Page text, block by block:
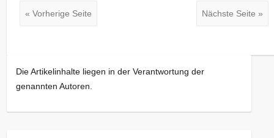
« Vorherige Seite Nächste Seite »
Die Artikelinhalte liegen in der Verantwortung der
genannten Autoren.